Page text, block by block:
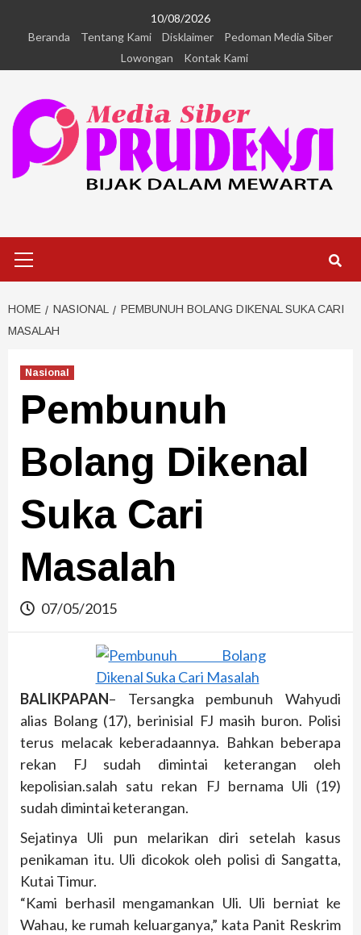
10/08/2026
Beranda
Tentang Kami Disklaimer
Pedoman Media Siber
Lowongan
Kontak Kami
HOME NASIONAL
PEMBUNUH BOLANG DIKENAL SUKA CARI
MASALAH
Nasional
Pembunuh
Bolang Dikenal
Suka Cari
Masalah
07/05/2015
BALIKPAPAN– Tersangka pembunuh Wahyudi
alias Bolang (17), berinisial FJ masih buron. Polisi
terus melacak keberadaannya. Bahkan beberapa
rekan FJ sudah dimintai keterangan oleh
kepolisian.salah satu rekan FJ bernama Uli (19)
sudah dimintai keterangan.
Sejatinya Uli pun melarikan diri setelah kasus
penikaman itu. Uli dicokok oleh polisi di Sangatta,
Kutai Timur.
“Kami berhasil mengamankan Uli. Uli berniat ke
Wahau, ke rumah keluarganya,” kata Panit Reskrim